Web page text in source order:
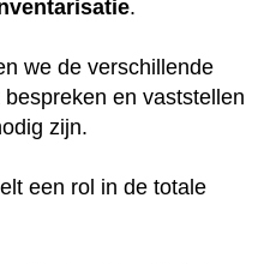
.
we de verschillende
en vaststellen
zijn.
een rol in de totale